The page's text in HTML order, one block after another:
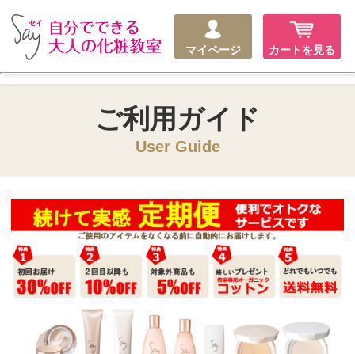
マイページ カートを見る
ご利用ガイド
User Guide
続けて実感定期便とは
お使いのアイテムをなくなる前に自動的